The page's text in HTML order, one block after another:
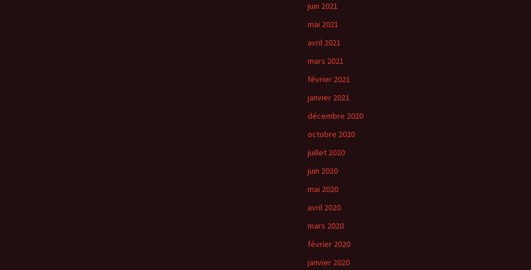
juin 2021
mai 2021
avril 2021
mars 2021
février 2021
janvier 2021
décembre 2020
octobre 2020
juillet 2020
juin 2020
mai 2020
avril 2020
mars 2020
février 2020
janvier 2020